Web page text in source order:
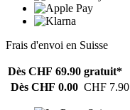
Frais d'envoi en Suisse
Dès CHF 69.90 gratuit*
Dès CHF 0.00 CHF 7.90